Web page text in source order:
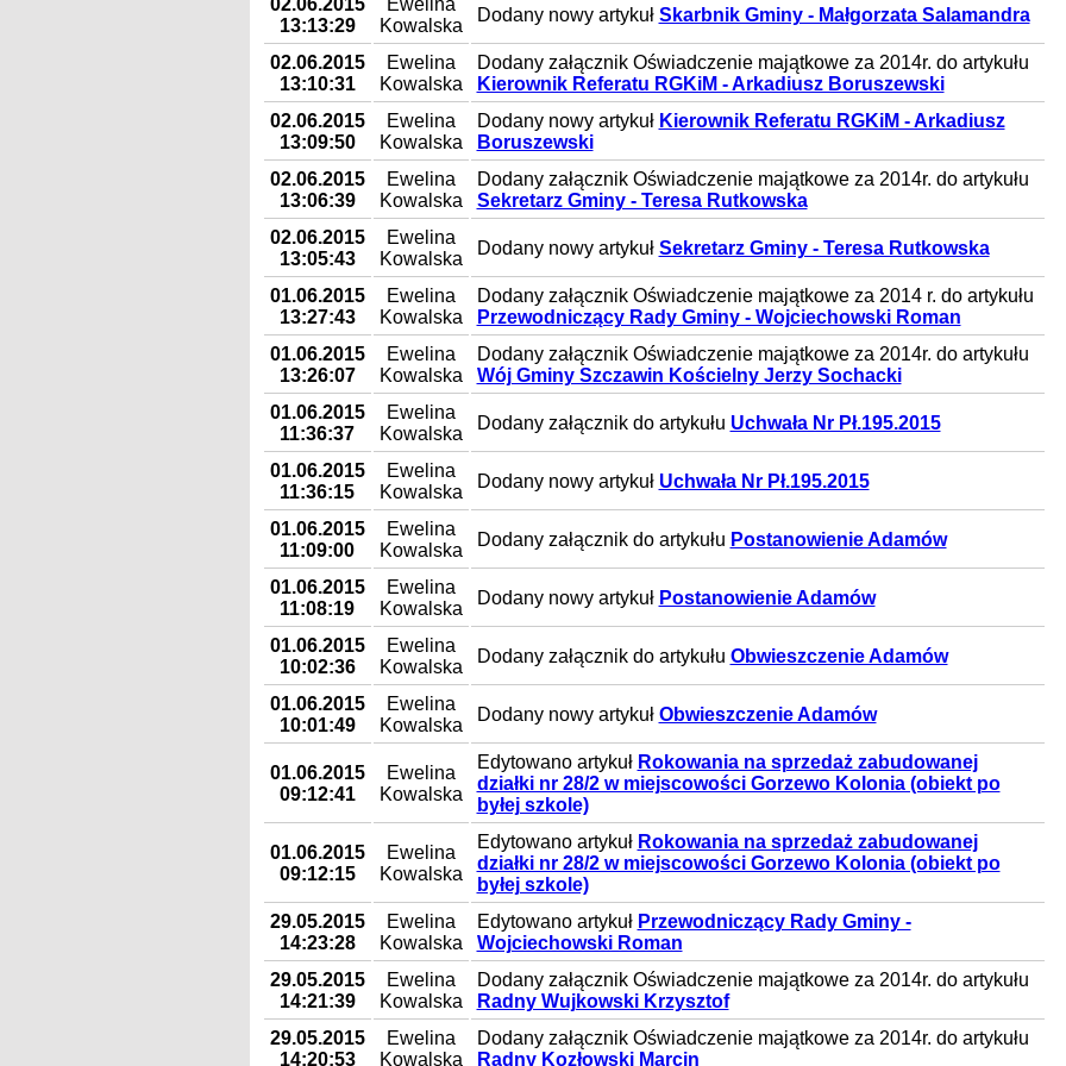
02.06.2015
13:13:29
Ewelina
Kowalska
Dodany nowy artykuł Skarbnik Gminy - Małgorzata Salamandra
02.06.2015
13:10:31
Ewelina
Kowalska
Dodany załącznik Oświadczenie majątkowe za 2014r. do artykułu
Kierownik Referatu RGKiM - Arkadiusz Boruszewski
02.06.2015
13:09:50
Ewelina
Kowalska
Dodany nowy artykuł Kierownik Referatu RGKiM - Arkadiusz
Boruszewski
02.06.2015
13:06:39
Ewelina
Kowalska
Dodany załącznik Oświadczenie majątkowe za 2014r. do artykułu
Sekretarz Gminy - Teresa Rutkowska
02.06.2015
13:05:43
Ewelina
Kowalska
Dodany nowy artykuł Sekretarz Gminy - Teresa Rutkowska
01.06.2015
13:27:43
Ewelina
Kowalska
Dodany załącznik Oświadczenie majątkowe za 2014 r. do artykułu
Przewodniczący Rady Gminy - Wojciechowski Roman
01.06.2015
13:26:07
Ewelina
Kowalska
Dodany załącznik Oświadczenie majątkowe za 2014r. do artykułu
Wój Gminy Szczawin Kościelny Jerzy Sochacki
01.06.2015
11:36:37
Ewelina
Kowalska
Dodany załącznik do artykułu Uchwała Nr Pł.195.2015
01.06.2015
11:36:15
Ewelina
Kowalska
Dodany nowy artykuł Uchwała Nr Pł.195.2015
01.06.2015
11:09:00
Ewelina
Kowalska
Dodany załącznik do artykułu Postanowienie Adamów
01.06.2015
11:08:19
Ewelina
Kowalska
Dodany nowy artykuł Postanowienie Adamów
01.06.2015
10:02:36
Ewelina
Kowalska
Dodany załącznik do artykułu Obwieszczenie Adamów
01.06.2015
10:01:49
Ewelina
Kowalska
Dodany nowy artykuł Obwieszczenie Adamów
01.06.2015
09:12:41
Ewelina
Kowalska
Edytowano artykuł Rokowania na sprzedaż zabudowanej
działki nr 28/2 w miejscowości Gorzewo Kolonia (obiekt po
byłej szkole)
01.06.2015
09:12:15
Ewelina
Kowalska
Edytowano artykuł Rokowania na sprzedaż zabudowanej
działki nr 28/2 w miejscowości Gorzewo Kolonia (obiekt po
byłej szkole)
29.05.2015
14:23:28
Ewelina
Kowalska
Edytowano artykuł Przewodniczący Rady Gminy -
Wojciechowski Roman
29.05.2015
14:21:39
Ewelina
Kowalska
Dodany załącznik Oświadczenie majątkowe za 2014r. do artykułu
Radny Wujkowski Krzysztof
29.05.2015
14:20:53
Ewelina
Kowalska
Dodany załącznik Oświadczenie majątkowe za 2014r. do artykułu
Radny Kozłowski Marcin